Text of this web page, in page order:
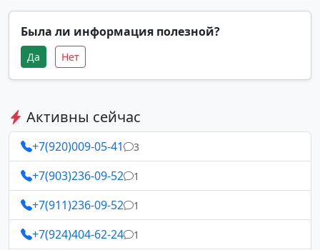
Была ли информация полезной?
Да Нет
Активны сейчас
+7(920)009-05-41 3
+7(903)236-09-52 1
+7(911)236-09-52 1
+7(924)404-62-24 1